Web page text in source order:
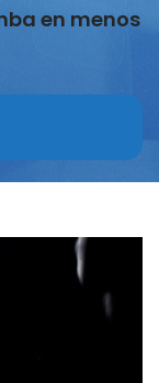
en menos